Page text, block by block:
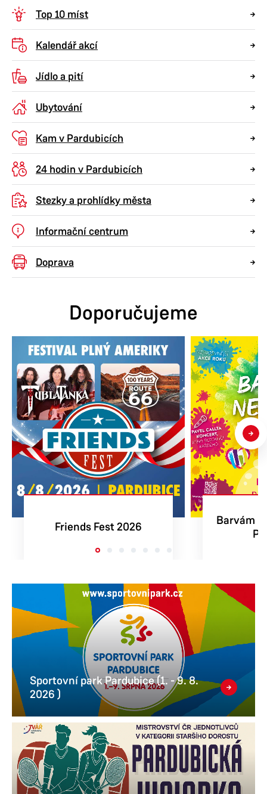
občan
Top 10 míst
Kalendář akcí
Jídlo a pití
Ubytování
Kam v Pardubicích
24 hodin v Pardubicích
Stezky a prohlídky města
Informační centrum
Doprava
Doporučujeme
Friends Fest 2026
Barvám
Sportovní park Pardubice (1. - 9. 8.
2026 )